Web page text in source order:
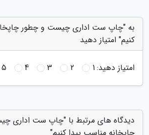
به "چاپ ست اداری چیست و چطور
کنیم" امتیاز دهید
امتیاز دهید:1
2
3
4
5
دیدگاه های مرتبط با "چاپ ست اداری